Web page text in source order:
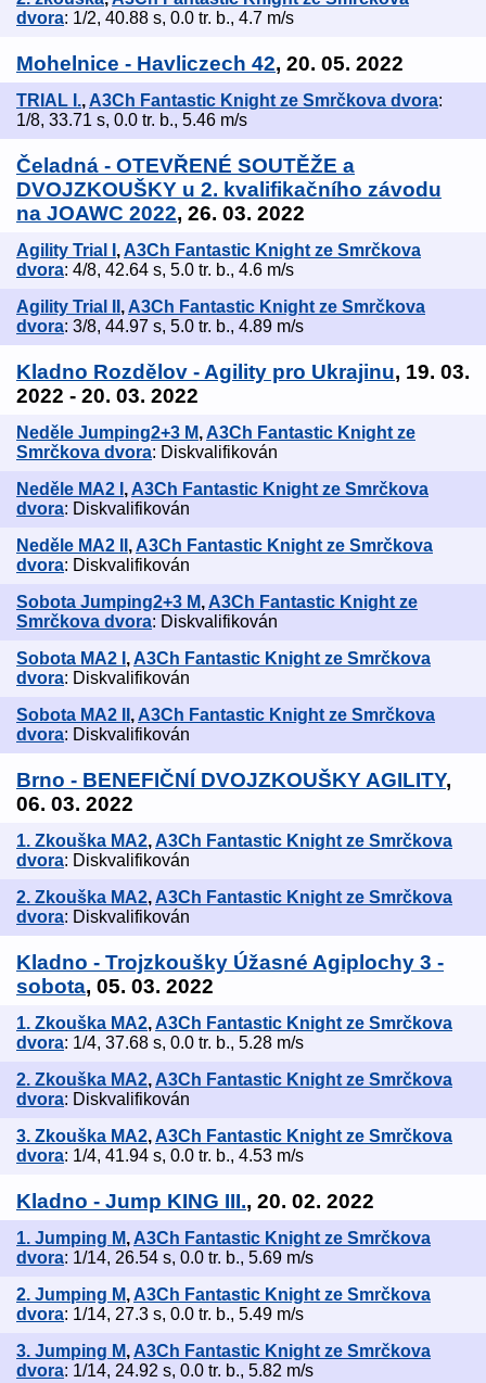
dvora: 1/2, 40.88 s, 0.0 tr. b., 4.7 m/s
Mohelnice - Havliczech 42, 20. 05. 2022
TRIAL I., A3Ch Fantastic Knight ze Smrčkova dvora:
1/8, 33.71 s, 0.0 tr. b., 5.46 m/s
Čeladná - OTEVŘENÉ SOUTĚŽE a
DVOJZKOUŠKY u 2. kvalifikačního závodu
na JOAWC 2022, 26. 03. 2022
Agility Trial I ,A3Ch Fantastic Knight ze Smrčkova
dvora: 4/8, 42.64 s, 5.0 tr. b., 4.6 m/s
Agility Trial II , A3Ch Fantastic Knight ze Smrčkova
dvora: 3/8, 44.97 s, 5.0 tr. b., 4.89 m/s
Kladno Rozdělov - Agility pro Ukrajinu, 19. 03.
2022 - 20. 03. 2022
Neděle Jumping2+3 M,A3Ch Fantastic Knight ze
Smrčkova dvora: Diskvalifikován
Neděle MA2 I , A3Ch Fantastic Knight ze Smrčkova
dvora: Diskvalifikován
Neděle MA2 II ,A3Ch Fantastic Knight ze Smrčkova
dvora: Diskvalifikován
Sobota Jumping2+3 M, A3Ch Fantastic Knight ze
Smrčkova dvora: Diskvalifikován
Sobota MA2 I ,A3Ch Fantastic Knight ze Smrčkova
dvora: Diskvalifikován
Sobota MA2 II , A3Ch Fantastic Knight ze Smrčkova
dvora: Diskvalifikován
Brno - BENEFIČNÍ DVOJZKOUŠKY AGILITY,
06. 03. 2022
1. Zkouška MA2,A3Ch Fantastic Knight ze Smrčkova
dvora: Diskvalifikován
2. Zkouška MA2, A3Ch Fantastic Knight ze Smrčkova
dvora: Diskvalifikován
Kladno - Trojzkoušky Úžasné Agiplochy 3 -
sobota, 05. 03. 2022
1. Zkouška MA2,A3Ch Fantastic Knight ze Smrčkova
dvora: 1/4, 37.68 s, 0.0 tr. b., 5.28 m/s
2. Zkouška MA2, A3Ch Fantastic Knight ze Smrčkova
dvora: Diskvalifikován
3. Zkouška MA2,A3Ch Fantastic Knight ze Smrčkova
dvora: 1/4, 41.94 s, 0.0 tr. b., 4.53 m/s
Kladno - Jump KING III., 20. 02. 2022
1. Jumping M, A3Ch Fantastic Knight ze Smrčkova
dvora: 1/14, 26.54 s, 0.0 tr. b., 5.69 m/s
2. Jumping M,A3Ch Fantastic Knight ze Smrčkova
dvora: 1/14, 27.3 s, 0.0 tr. b., 5.49 m/s
3. Jumping M, A3Ch Fantastic Knight ze Smrčkova
dvora: 1/14, 24.92 s, 0.0 tr. b., 5.82 m/s